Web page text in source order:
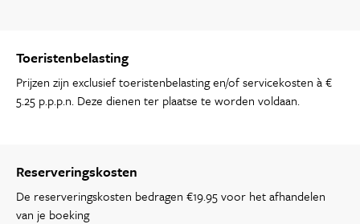
Toeristenbelasting
Prijzen zijn exclusief toeristenbelasting en/of servicekosten à €
5.25 p.p.p.n. Deze dienen ter plaatse te worden voldaan.
Reserveringskosten
De reserveringskosten bedragen €19.95 voor het afhandelen
van je boeking